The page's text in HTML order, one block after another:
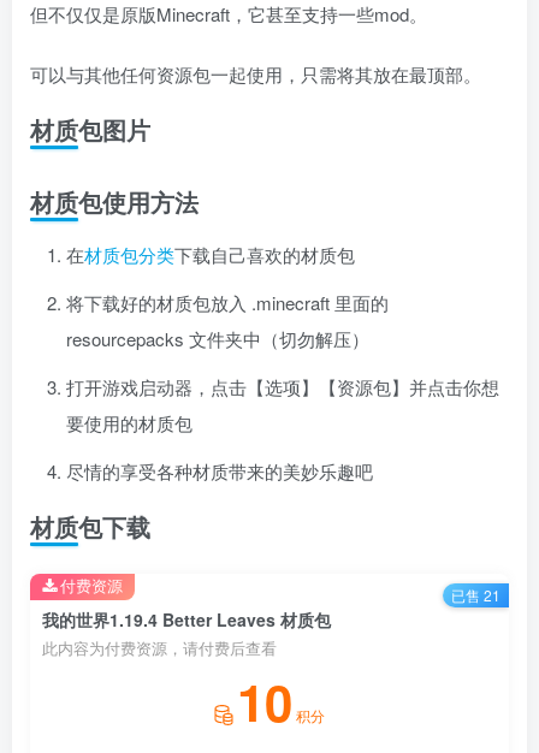
但不仅仅是原版Minecraft，它甚至支持一些mod。
可以与其他任何资源包一起使用，只需将其放在最顶部。
材质包图片
材质包使用方法
在材质包分类下载自己喜欢的材质包
将下载好的材质包放入 .minecraft 里面的
resourcepacks 文件夹中（切勿解压）
打开游戏启动器，点击【选项】【资源包】并点击你想
要使用的材质包
尽情的享受各种材质带来的美妙乐趣吧
材质包下载
我的世界1.19.4 Better Leaves 材质包
此内容为付费资源，请付费后查看
10 积分
付费资源 已售 21